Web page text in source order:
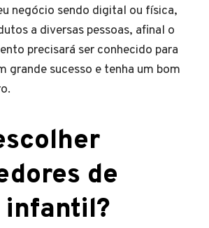
negócio sendo digital ou física,
a diversas pessoas, afinal o
precisará ser conhecido para
grande sucesso e tenha um bom
de
infantil?